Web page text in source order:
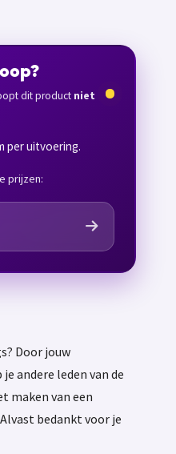
dit product niet
per uitvoering.
prijzen:
Door jouw
andere leden van de
maken van een
bedankt voor je